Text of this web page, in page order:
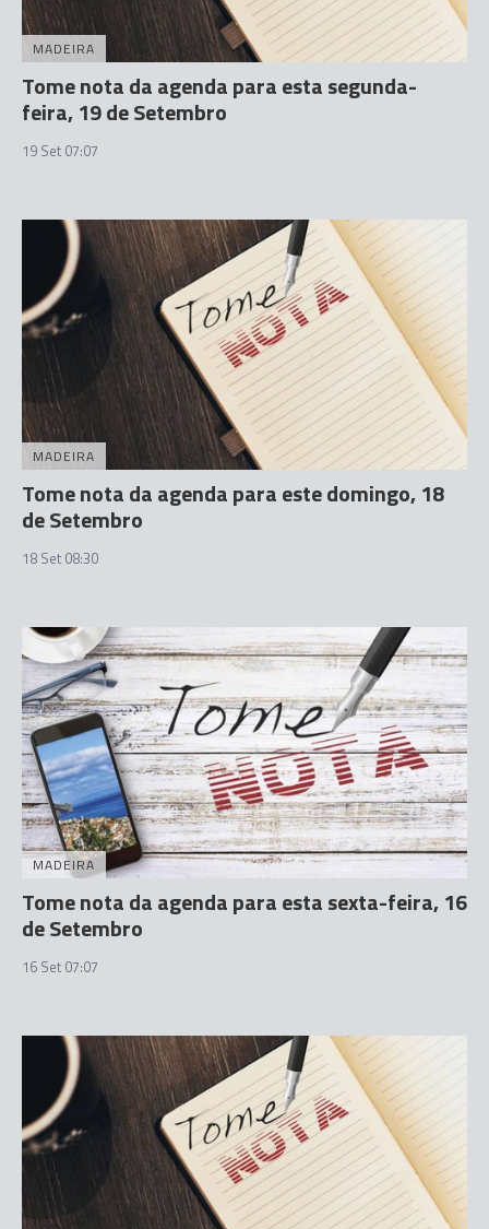
MADEIRA
Tome nota da agenda para esta segunda-
feira, 19 de Setembro
19 Set 07:07
MADEIRA
Tome nota da agenda para este domingo, 18
de Setembro
18 Set 08:30
MADEIRA
Tome nota da agenda para esta sexta-feira, 16
de Setembro
16 Set 07:07